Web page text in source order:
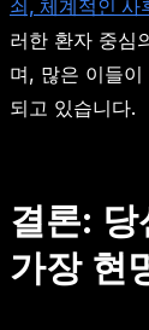
쇠, 체계적인 사
러한 환자 중심
며, 많은 이들
되고 있습니다.
결론:
가장 현